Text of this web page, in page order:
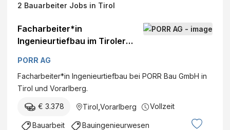
2 Bauarbeiter Jobs in Tirol
Facharbeiter*in
Ingenieurtiefbau im Tiroler
PORR AG
Facharbeiter*in Ingenieurtiefbau bei PORR Bau GmbH in
Tirol und Vorarlberg.
€ 3.378 Tirol Vorarlberg Vollzeit
Bauarbeit Bauingenieurwesen